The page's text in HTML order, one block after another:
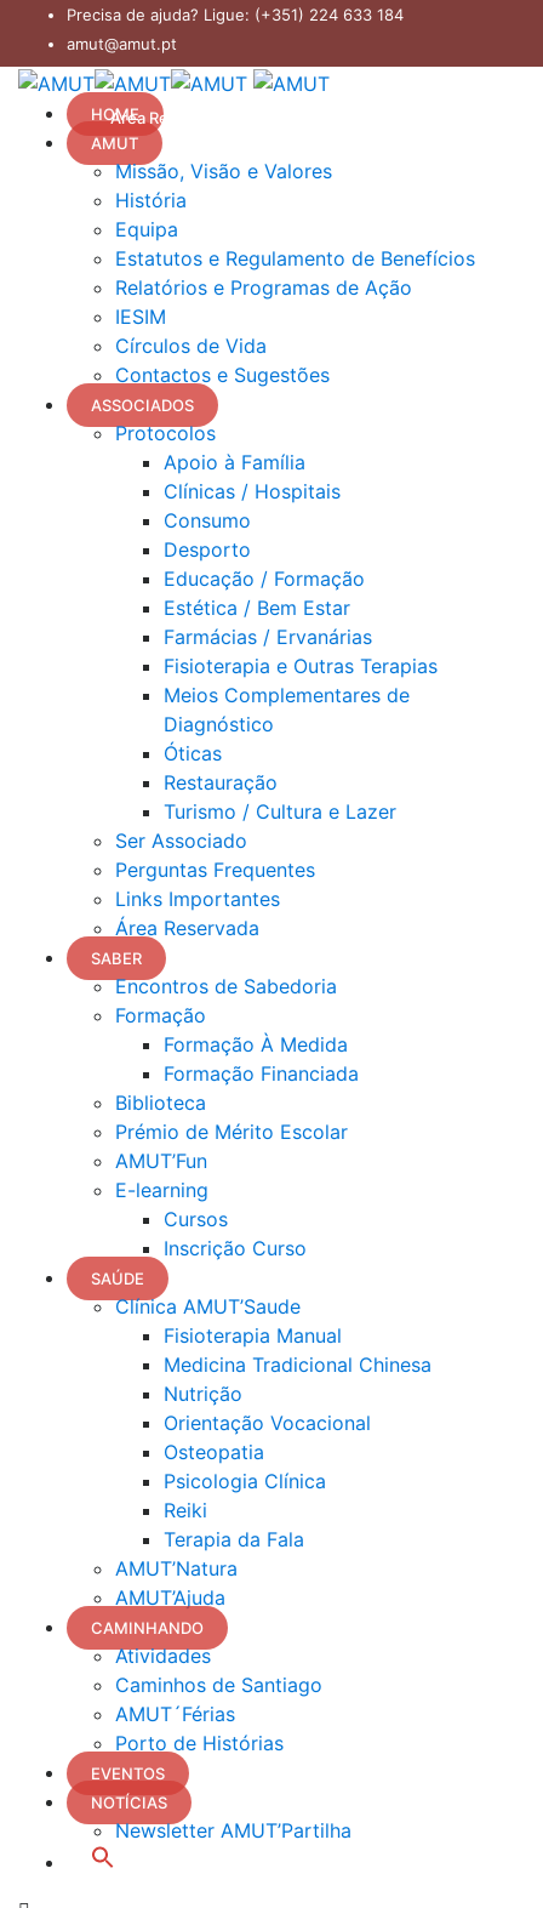
Precisa de ajuda? Ligue: (+351) 224 633 184
amut@amut.pt
Área Reservada
HOME
AMUT
Missão, Visão e Valores
História
Equipa
Estatutos e Regulamento de Benefícios
Relatórios e Programas de Ação
IESIM
Círculos de Vida
Contactos e Sugestões
ASSOCIADOS
Protocolos
Apoio à Família
Clínicas / Hospitais
Consumo
Desporto
Educação / Formação
Estética / Bem Estar
Farmácias / Ervanárias
Fisioterapia e Outras Terapias
Meios Complementares de
Diagnóstico
Óticas
Restauração
Turismo / Cultura e Lazer
Ser Associado
Perguntas Frequentes
Links Importantes
Área Reservada
SABER
Encontros de Sabedoria
Formação
Formação À Medida
Formação Financiada
Biblioteca
Prémio de Mérito Escolar
AMUT’Fun
E-learning
Cursos
Inscrição Curso
SAÚDE
Clínica AMUT’Saude
Fisioterapia Manual
Medicina Tradicional Chinesa
Nutrição
Orientação Vocacional
Osteopatia
Psicologia Clínica
Reiki
Terapia da Fala
AMUT’Natura
AMUT’Ajuda
CAMINHANDO
Atividades
Caminhos de Santiago
AMUT´Férias
Porto de Histórias
EVENTOS
NOTÍCIAS
Newsletter AMUT’Partilha